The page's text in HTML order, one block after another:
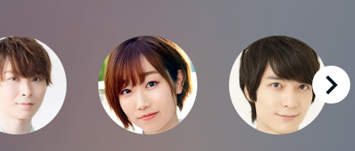
right